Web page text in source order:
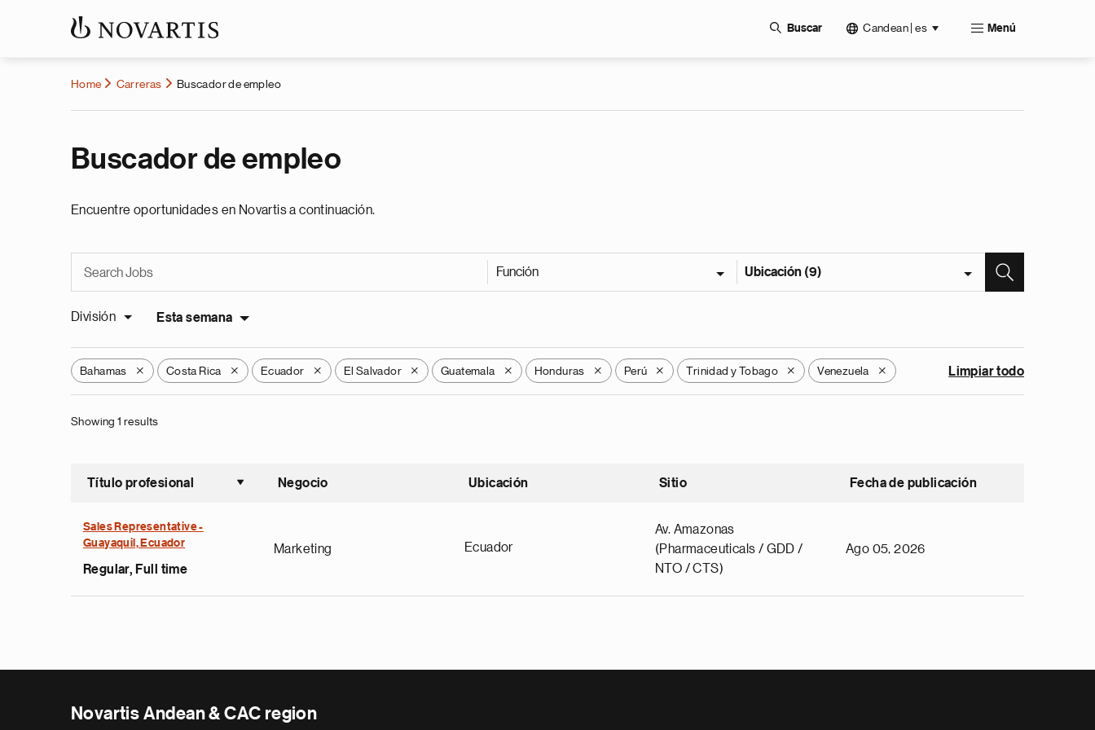
Buscar Candean | es Menú
Home Carreras Buscador de empleo
Buscador de empleo
Encuentre oportunidades en Novartis a continuación.
Función Ubicación (9)
División Esta semana
Bahamas X Costa Rica X Ecuador X El Salvador X Guatemala X Honduras X Perú X Trinidad y Tobago X Venezuela X Limpiar todo
Showing 1 results
Título profesional
Ordenar ascendente
Negocio Ubicación Sitio Fecha de publicación
Sales Representative -
Guayaquil, Ecuador
Regular, Full time
Marketing Ecuador
Av. Amazonas
(Pharmaceuticals / GDD /
NTO / CTS)
Ago 05, 2026
Novartis Andean & CAC region